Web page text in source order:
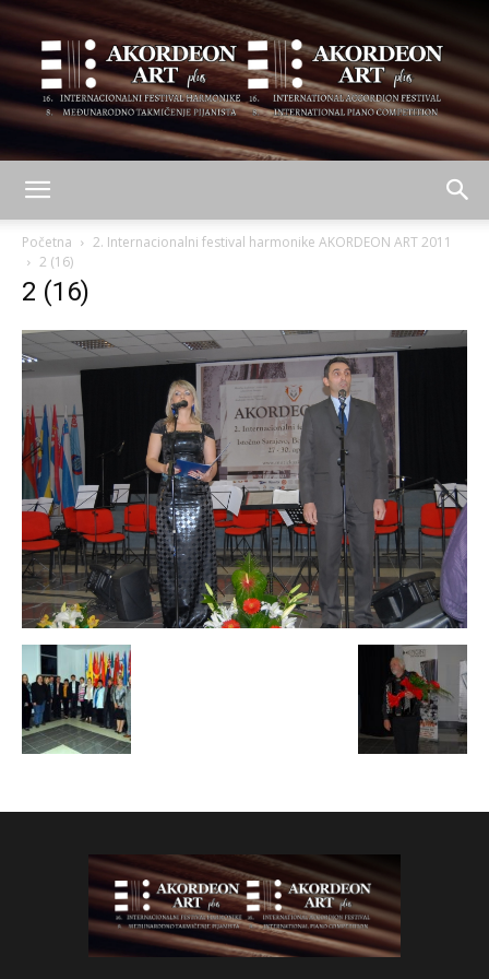
plus
Početna
2. Internacionalni festival harmonike AKORDEON ART 2011
2 (16)
2 (16)